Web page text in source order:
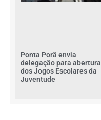
Ponta Porã envia
delegação para abertura
dos Jogos Escolares da
Juventude